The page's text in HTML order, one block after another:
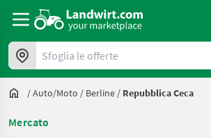
Sfoglia le offerte
/Auto/moto / Berline / Repubblica Ceca
Mercato